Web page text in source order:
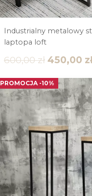
Industrialny metalowy
laptopa loft
600,00zł 450,00
PROMOCJA -10%